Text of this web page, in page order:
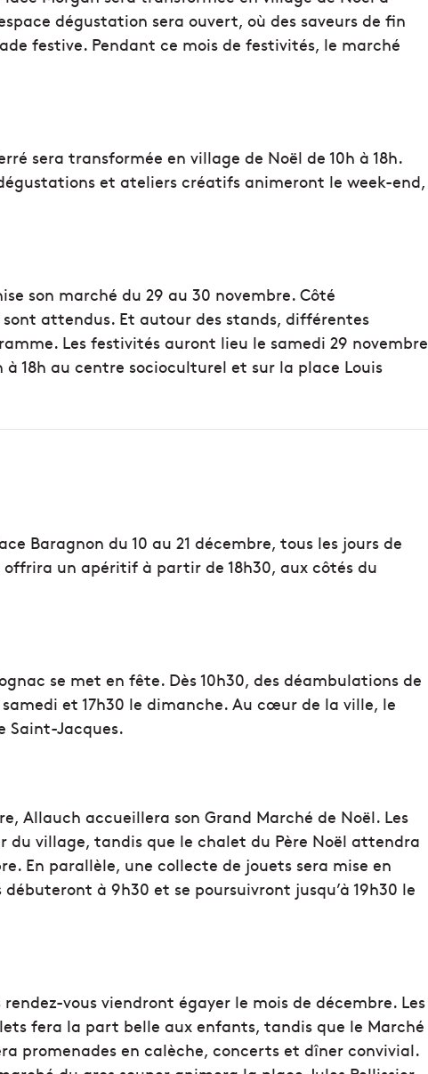
dégustation sera ouvert, où des saveurs de fin
festive. Pendant ce mois de festivités, le marché
sera transformée en village de Noël de 10h à 18h.
et ateliers créatifs animeront le week-end,
son marché du 29 au 30 novembre. Côté
attendus. Et autour des stands, différentes
Les festivités auront lieu le samedi 29 novembre
à 18h au centre socioculturel et sur la place Louis
Baragnon du 10 au 21 décembre, tous les jours de
offrira un apéritif à partir de 18h30, aux côtés du
se met en fête. Dès 10h30, des déambulations de
et 17h30 le dimanche. Au cœur de la ville, le
Saint-Jacques.
Allauch accueillera son Grand Marché de Noël. Les
village, tandis que le chalet du Père Noël attendra
En parallèle, une collecte de jouets sera mise en
à 9h30 et se poursuivront jusqu’à 19h30 le
vous viendront égayer le mois de décembre. Les
fera la part belle aux enfants, tandis que le Marché
promenades en calèche, concerts et dîner convivial.